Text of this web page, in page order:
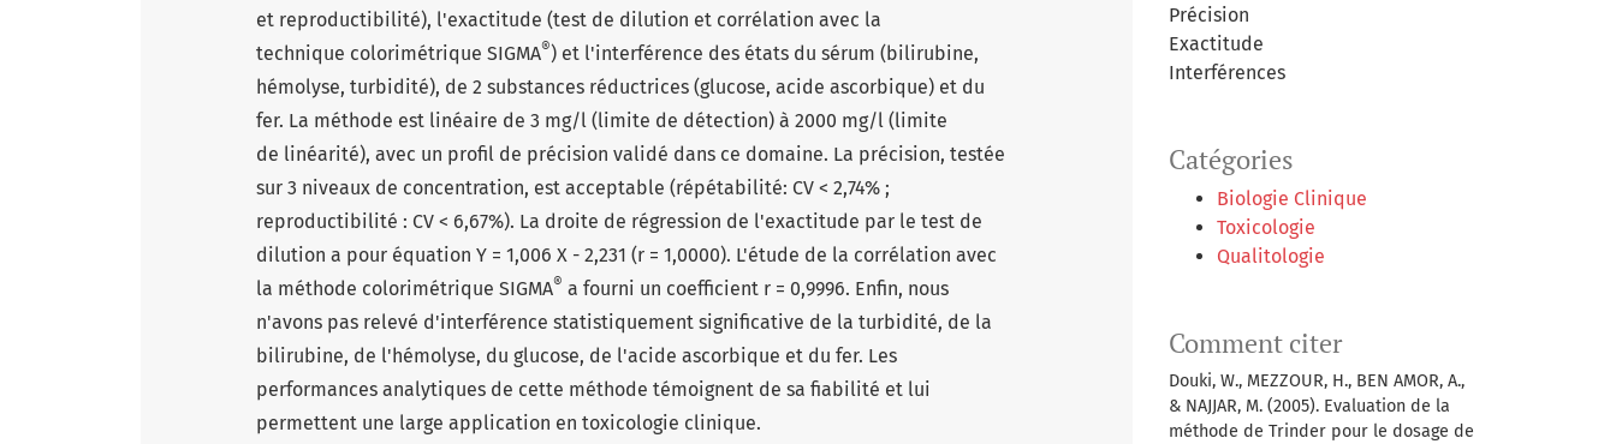
Précision
Exactitude
Interférences
Catégories
Biologie Clinique
Toxicologie
Qualitologie
Comment citer
Douki, W., MEZZOUR, H., BEN AMOR, A.,
& NAJJAR, M. (2005). Evaluation de la
méthode de Trinder pour le dosage de
et reproductibilité), l'exactitude (test de dilution et corrélation avec la
technique colorimétrique SIGMA®) et l'interférence des états du sérum (bilirubine,
hémolyse, turbidité), de 2 substances réductrices (glucose, acide ascorbique) et du
fer. La méthode est linéaire de 3 mg/l (limite de détection) à 2000 mg/l (limite
de linéarité), avec un profil de précision validé dans ce domaine. La précision, testée
sur 3 niveaux de concentration, est acceptable (répétabilité: CV < 2,74% ;
reproductibilité : CV < 6,67%). La droite de régression de l'exactitude par le test de
dilution a pour équation Y = 1,006 X - 2,231 (r = 1,0000). L'étude de la corrélation avec
la méthode colorimétrique SIGMA® a fourni un coefficient r = 0,9996. Enfin, nous
n'avons pas relevé d'interférence statistiquement significative de la turbidité, de la
bilirubine, de l'hémolyse, du glucose, de l'acide ascorbique et du fer. Les
performances analytiques de cette méthode témoignent de sa fiabilité et lui
permettent une large application en toxicologie clinique.